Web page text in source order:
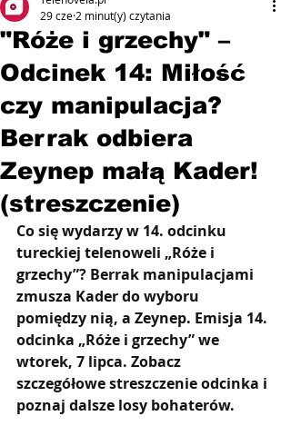
"Róże i grzechy" –
Odcinek 14: Miłość
czy manipulacja?
Berrak odbiera
Zeynep małą Kader!
(streszczenie)
29 cze 2 minut(y) czytania
Co się wydarzy w 14. odcinku
tureckiej telenoweli „Róże i
grzechy”? Berrak manipulacjami
zmusza Kader do wyboru
pomiędzy nią, a Zeynep. Emisja 14.
odcinka „Róże i grzechy” we
wtorek, 7 lipca. Zobacz
szczegółowe streszczenie odcinka i
poznaj dalsze losy bohaterów.